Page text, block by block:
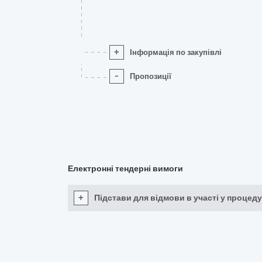
+ Інформація по закупівлі
- Пропозиції
Електронні тендерні вимоги
+ Підстави для відмови в участі у